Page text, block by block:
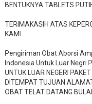
BENTUKNYA TABLETS
TERIMAKASIH ATAS
KAMI
Pengiriman Obat Aborsi
Indonesia Untuk Luar Negri
UNTUK LUAR NEGERI
DITEMPAT TUJUAN
OBAT TELAT DATANG